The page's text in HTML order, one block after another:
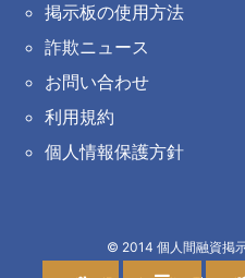
掲示板の使用方法
詐欺ニュース
お問い合わせ
利用規約
個人情報保護方針
© 2014 個人間融資掲